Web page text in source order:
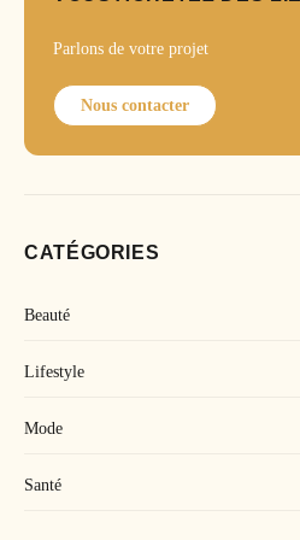
Parlons de votre projet
Nous contacter
CATÉGORIES
Beauté
Lifestyle
Mode
Santé